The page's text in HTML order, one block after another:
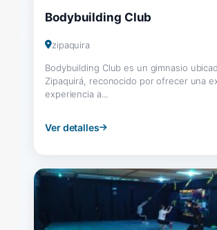
Bodybuilding Club
zipaquira
Bodybuilding Club es un gimnasio
Zipaquirá, reconocido por ofrecer una
experiencia a...
Ver detalles